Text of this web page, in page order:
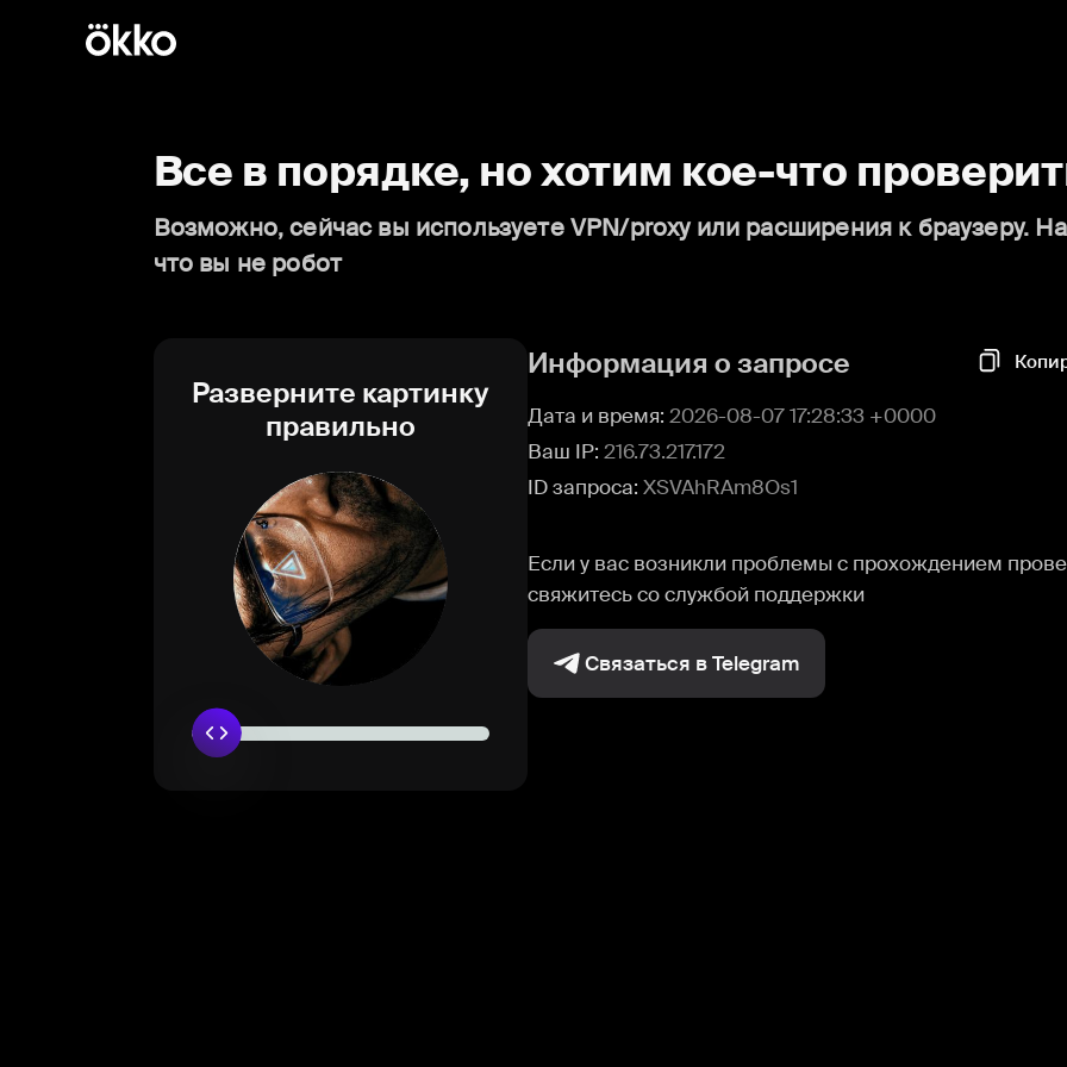
Все в порядке, но хотим кое-что
Возможно, сейчас вы используете VPN/proxy или расширения к браузеру.
что вы не робот
Разверните картинку
правильно
Информация о запросе
Дата и время: 2026-08-07 17:28:33 +0000
Ваш IP: 216.73.217.172
ID запроса: XSVAhRAm8Os1
Если у вас возникли проблемы с прохождением
свяжитесь со службой поддержки
Связаться в Telegram